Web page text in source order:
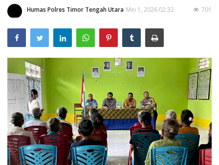
Binkam
Lantas
OPINI
Humas Polres Timor Tengah Utara Mei 1, 2026 02:32 701